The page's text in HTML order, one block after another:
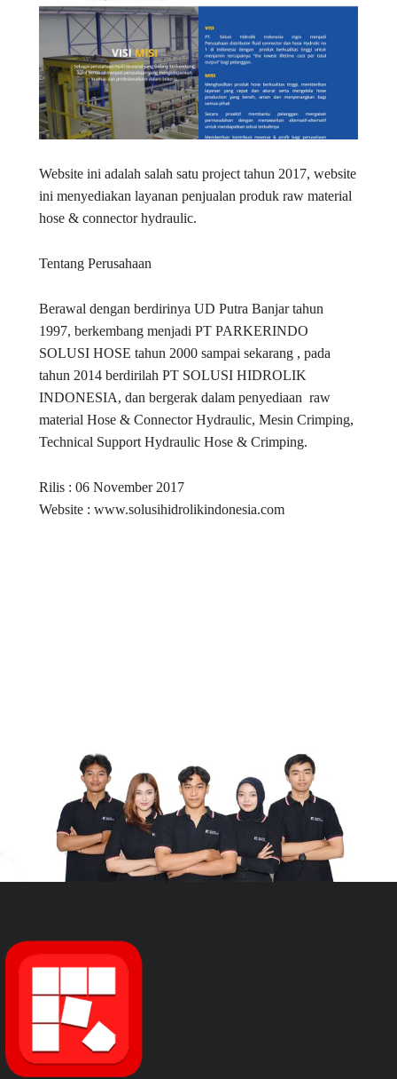
Website ini adalah salah satu project tahun 2017, website
ini menyediakan layanan penjualan produk raw material
hose & connector hydraulic.
Tentang Perusahaan
Berawal dengan berdirinya UD Putra Banjar tahun
1997, berkembang menjadi PT PARKERINDO
SOLUSI HOSE tahun 2000 sampai sekarang , pada
tahun 2014 berdirilah PT SOLUSI HIDROLIK
INDONESIA, dan bergerak dalam penyediaan raw
material Hose & Connector Hydraulic, Mesin Crimping,
Technical Support Hydraulic Hose & Crimping.
Rilis : 06 November 2017
Website : www.solusihidrolikindonesia.com